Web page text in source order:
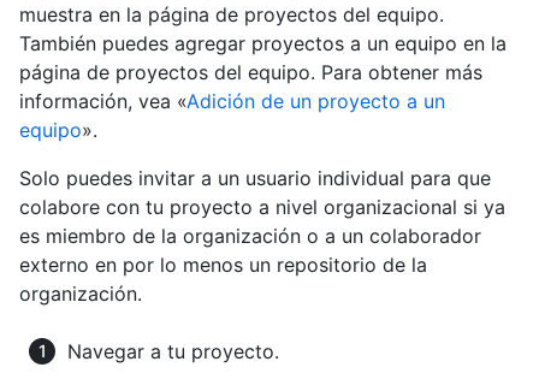
muestra en la página de proyectos del equipo.
También puedes agregar proyectos a un equipo en la
página de proyectos del equipo. Para obtener más
información, vea «Adición de un proyecto a un
equipo».
Solo puedes invitar a un usuario individual para que
colabore con tu proyecto a nivel organizacional si ya
es miembro de la organización o a un colaborador
externo en por lo menos un repositorio de la
organización.
Navegar a tu proyecto.